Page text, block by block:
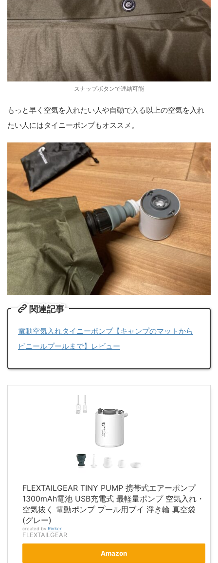
スナップボタンで連結可能
もっと早く空気を入れたい人や自動で入る以上の空気を入れ
たい人にはタイニーポンプもオススメ。
関連記事
電動空気入れタイニーポンプ【キャンプのマットから
ビニールプールまで】レビュー
FLEXTAILGEAR TINY PUMP 携帯式エアーポンプ
1300mAh電池 USB充電式 最軽量ポンプ 空気入れ・
空気抜く 電動ポンプ プール用ブイ 浮き輪 真空袋
(グレー)
created by Rinker
FLEXTAILGEAR
Amazon